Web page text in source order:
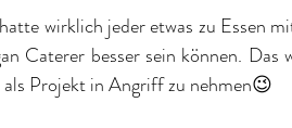
wirklich jeder etwas zu Essen
Caterer besser sein können. Das
als Projekt in Angriff zu nehmen😉